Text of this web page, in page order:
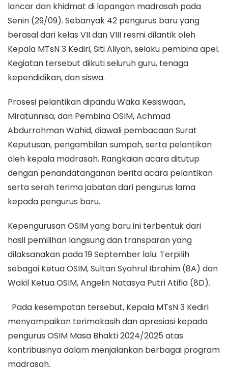
lancar dan khidmat di lapangan madrasah pada
Senin (29/09). Sebanyak 42 pengurus baru yang
berasal dari kelas VII dan VIII resmi dilantik oleh
Kepala MTsN 3 Kediri, Siti Aliyah, selaku pembina apel.
Kegiatan tersebut diikuti seluruh guru, tenaga
kependidikan, dan siswa.
Prosesi pelantikan dipandu Waka Kesiswaan,
Miratunnisa, dan Pembina OSIM, Achmad
Abdurrohman Wahid, diawali pembacaan Surat
Keputusan, pengambilan sumpah, serta pelantikan
oleh kepala madrasah. Rangkaian acara ditutup
dengan penandatanganan berita acara pelantikan
serta serah terima jabatan dari pengurus lama
kepada pengurus baru.
Kepengurusan OSIM yang baru ini terbentuk dari
hasil pemilihan langsung dan transparan yang
dilaksanakan pada 19 September lalu. Terpilih
sebagai Ketua OSIM, Sultan Syahrul Ibrahim (8A) dan
Wakil Ketua OSIM, Angelin Natasya Putri Atifia (8D).
Pada kesempatan tersebut, Kepala MTsN 3 Kediri
menyampaikan terimakasih dan apresiasi kepada
pengurus OSIM Masa Bhakti 2024/2025 atas
kontribusinya dalam menjalankan berbagai program
madrasah.